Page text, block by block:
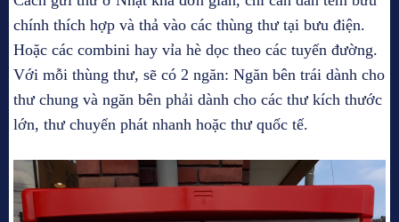
chính thích hợp và thả vào các thùng thư tại bưu điện.
Hoặc các combini hay vỉa hè dọc theo các tuyến đường.
Với mỗi thùng thư, sẽ có 2 ngăn: Ngăn bên trái dành cho
thư chung và ngăn bên phải dành cho các thư kích thước
lớn, thư chuyển phát nhanh hoặc thư quốc tế.